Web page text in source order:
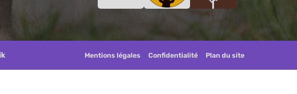
Mentions légales Confidentialité Plan du site